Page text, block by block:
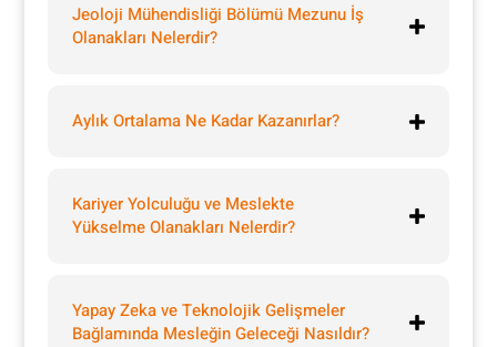
Jeoloji Mühendisliği Bölümü Mezunu İş
Olanakları Nelerdir?
Aylık Ortalama Ne Kadar Kazanırlar?
Kariyer Yolculuğu ve Meslekte
Yükselme Olanakları Nelerdir?
Yapay Zeka ve Teknolojik Gelişmeler
Bağlamında Mesleğin Geleceği Nasıldır?